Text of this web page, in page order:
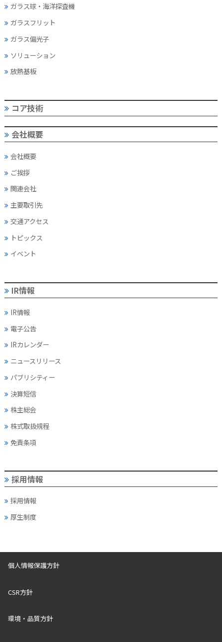
ガラス球・海洋探査機
ガラスフリット
ガラス偏光子
ソリューション
放熱基板
コア技術
会社概要
会社概要
ご挨拶
関連会社
主要取引先
交通アクセス
トピックス
イベント
IR情報
IR情報
電子公告
IRカレンダー
ニュースリリース
パブリシティー
決算短信
株主総会
株式取扱規程
免責条項
採用情報
採用情報
厚生制度
個人情報保護方針
CSR方針
環境・品質方針